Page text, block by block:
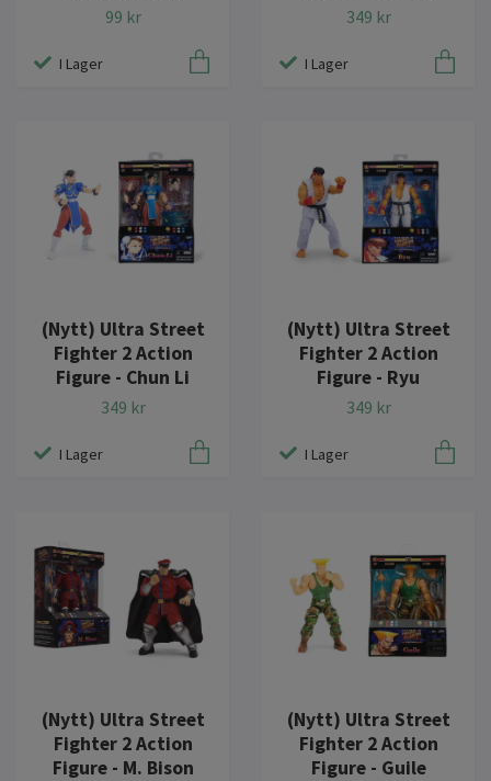
99 kr
I Lager
349 kr
I Lager
(Nytt) Ultra Street
Fighter 2 Action
Figure - Chun Li
349 kr
I Lager
(Nytt) Ultra Street
Fighter 2 Action
Figure - Ryu
349 kr
I Lager
(Nytt) Ultra Street
Fighter 2 Action
Figure - M. Bison
(Nytt) Ultra Street
Fighter 2 Action
Figure - Guile